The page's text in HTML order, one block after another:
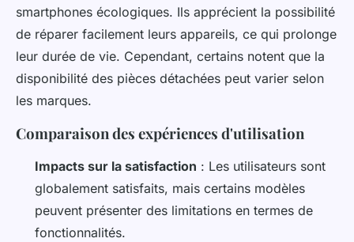
smartphones écologiques. Ils apprécient la possibilité
de réparer facilement leurs appareils, ce qui prolonge
leur durée de vie. Cependant, certains notent que la
disponibilité des pièces détachées peut varier selon
les marques.
Comparaison des expériences d'utilisation
Impacts sur la satisfaction : Les utilisateurs sont
globalement satisfaits, mais certains modèles
peuvent présenter des limitations en termes de
fonctionnalités.